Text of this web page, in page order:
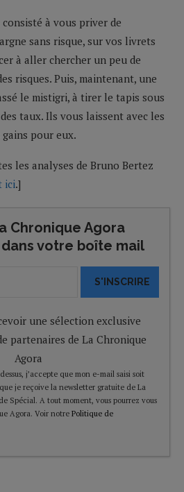
à vous priver de
sans risque, sur vos livrets
à aller chercher un peu de
risques. Puis, maintenant, une
le mistigri, à tirer le tapis sous
taux. Ils vous laissent avec les
pour eux.
les analyses de Bruno Bertez
ici.]
Chronique Agora
votre boîte mail
S'INSCRIRE
une sélection exclusive
partenaires de La Chronique
Agora
j’accepte que mon e-mail saisi soit
je reçoive la newsletter gratuite de La
Spécial. A tout moment, vous pourrez vous
Agora. Voir notre Politique de